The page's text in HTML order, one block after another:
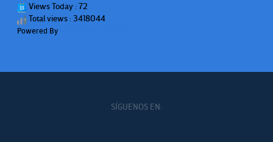
Views Today : 72
Total views : 3418044
Powered By
SÍGUENOS EN: